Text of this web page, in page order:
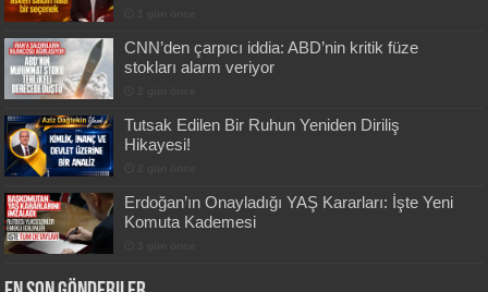
CNN’den çarpıcı iddia: ABD’nin kritik füze
stokları alarm veriyor
Tutsak Edilen Bir Ruhun Yeniden Diriliş
Hikayesi!
Erdoğan’ın Onayladığı YAŞ Kararları: İşte Yeni
Komuta Kademesi